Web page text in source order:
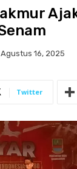
Agustus 16, 2025
Twitter